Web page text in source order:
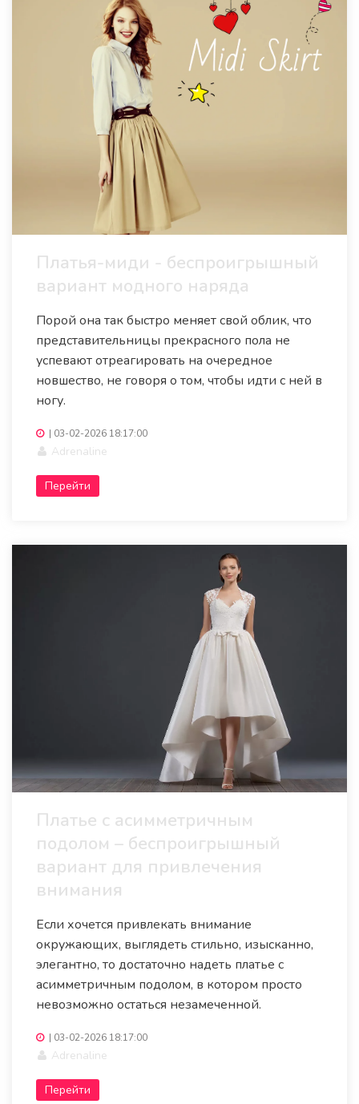
Платья-миди - беспроигрышный
вариант модного наряда
Порой она так быстро меняет свой облик, что
представительницы прекрасного пола не
успевают отреагировать на очередное
новшество, не говоря о том, чтобы идти с ней в
ногу.
| 03-02-2026 18:17:00
Adrenaline
Перейти
Платье с асимметричным
подолом – беспроигрышный
вариант для привлечения
внимания
Если хочется привлекать внимание
окружающих, выглядеть стильно, изысканно,
элегантно, то достаточно надеть платье с
асимметричным подолом, в котором просто
невозможно остаться незамеченной.
| 03-02-2026 18:17:00
Adrenaline
Перейти